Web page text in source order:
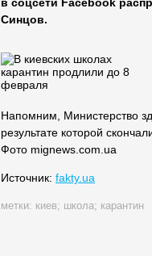
в соцсети Facebook
Синцов.
Напомним, Министерство
результате которой
Фото mignews.com.ua
Источник: fakty.ua
метки: киев; школа; карантин